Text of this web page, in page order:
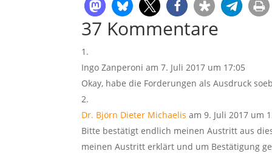
37 Kommentare
Ingo Zanperoni am 7. Juli 2017 um 17:05
Okay, habe die Forderungen als Ausdruck
Dr. Björn Dieter Michaelis am 9. Juli 2017 um
Bitte bestätigt endlich meinen Austritt aus
meinen Austritt erklärt und um Bestätigung